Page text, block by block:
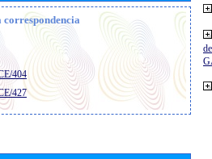
404
427